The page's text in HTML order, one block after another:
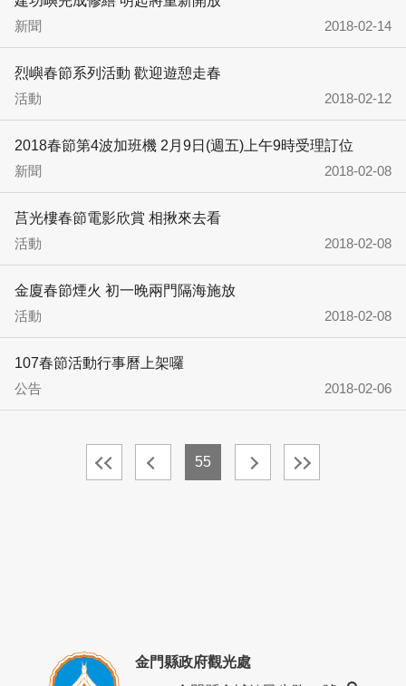
新聞
2018-02-14
烈嶼春節系列活動 歡迎遊憩走春
活動
2018-02-12
2018春節第4波加班機 2月9日(週五)上午9時受理訂位
新聞
2018-02-08
莒光樓春節電影欣賞 相揪來去看
活動
2018-02-08
金廈春節煙火 初一晚兩門隔海施放
活動
2018-02-08
107春節活動行事曆上架囉
公告
2018-02-06
55
金門縣政府觀光處